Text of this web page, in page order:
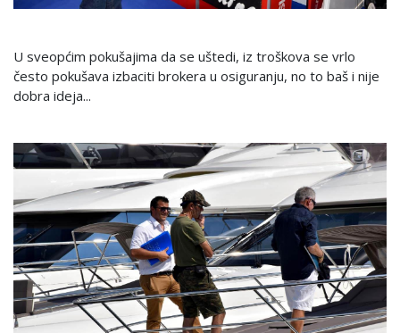
U sveopćim pokušajima da se uštedi, iz troškova se vrlo
često pokušava izbaciti brokera u osiguranju, no to baš i nije
dobra ideja...